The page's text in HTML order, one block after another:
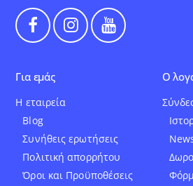
Για εμάς
Η εταιρεία
Blog
Συνήθεις ερωτήσεις
Πολιτική απορρήτου
Όροι και Προϋποθέσεις
Ο